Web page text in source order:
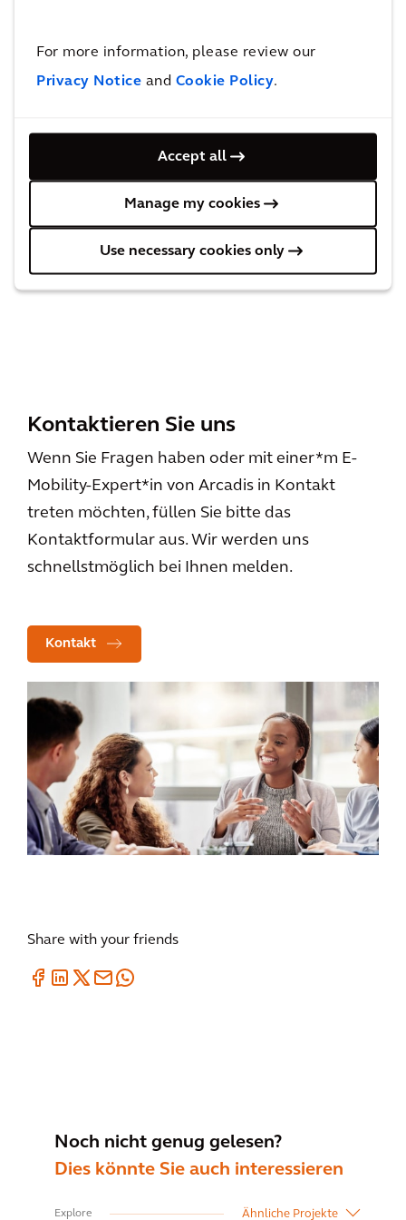
For more information, please review our
Privacy Notice and Cookie Policy.
Accept all
Manage my cookies
Use necessary cookies only
Global EV Catalyst Index (2.
Enthält aktualisierte Daten und 3 neue Länder
Kontaktieren Sie uns
Wenn Sie Fragen haben oder mit einer*m E-
Mobility-Expert*in von Arcadis in Kontakt
treten möchten, füllen Sie bitte das
Kontaktformular aus. Wir werden uns
schnellstmöglich bei Ihnen melden.
Kontakt
Share with your friends
Noch nicht genug gelesen?
Dies könnte Sie auch interessieren
Explore Ähnliche Projekte